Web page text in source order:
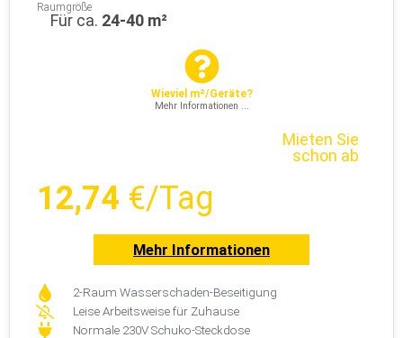
Raumgröße
Für ca. 24-40 m²
Wieviel m²/Geräte?
Mehr Informationen ...
Mieten Sie
schon ab
12,74 €/Tag
Mehr Informationen
2-Raum Wasserschaden-Beseitigung
Leise Arbeitsweise für Zuhause
Normale 230V Schuko-Steckdose